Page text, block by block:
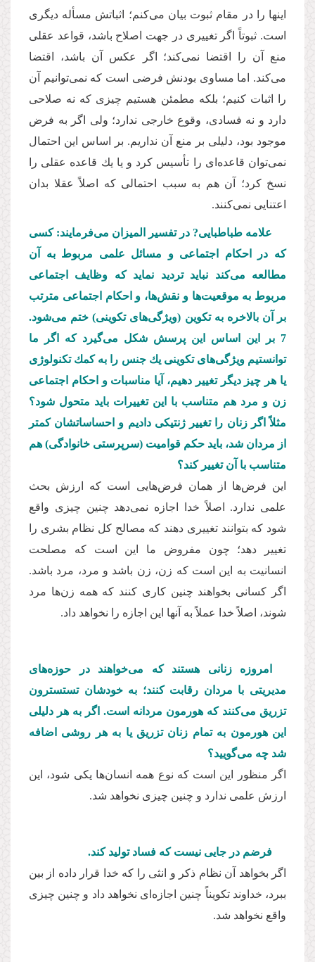
اینها را در مقام ثبوت بیان می‌كنم؛ اثباتش مسأله دیگری
است. ثبوتاً اگر تغییری در جهت اصلاح باشد، قواعد عقلی
منع‌ آن را اقتضا نمی‌كند؛ اگر عكس آن باشد، اقتضا
می‌كند. اما مساوی بودنش فرضی است كه نمی‌توانیم آن
را اثبات كنیم؛ بلكه مطمئن هستیم چیزی كه نه صلاحی
دارد و نه فسادی، وقوع خارجی ندارد؛ ولی اگر به فرض
موجود بود، دلیلی بر منع آن نداریم. بر اساس این احتمال
نمی‌توان قاعده‌ای را تأسیس كرد و یا یك قاعده عقلی را
نسخ كرد؛ آن هم به سبب احتمالی كه اصلاً عقلا بدان
اعتنایی نمی‌كنند.
علامه طباطبایی? در تفسیر المیزان می‌فرمایند: كسی
كه در احكام اجتماعی و مسائل علمی مربوط به آن
مطالعه می‌كند نباید تردید نماید كه وظایف اجتماعی
مربوط به موقعیت‌ها و نقش‌ها، و احكام اجتماعی مترتب
بر آن بالاخره به تكوین (ویژگی‌های تكوینی) ختم می‌شود.
7 بر این اساس این پرسش شكل می‌گیرد كه اگر ما
توانستیم ویژگی‌های تكوینی یك جنس را به كمك تكنولوژی
یا هر چیز دیگر تغییر دهیم، آیا مناسبات و احكام اجتماعی
زن و مرد هم متناسب با این تغییرات باید متحول شود؟
مثلاً اگر زنان را تغییر ژنتیكی دادیم و احساساتشان كمتر
از مردان شد، باید حكم قوامیت (سرپرستی خانوادگی) هم
متناسب با آن تغییر كند؟
این فرض‌ها از همان فرض‌هایی است كه ارزش بحث
علمی ندارد. اصلاً خدا اجازه نمی‌دهد چنین چیزی واقع
شود كه بتوانند تغییری دهند كه مصالح كل نظام بشری را
تغییر دهد؛ چون مفروض ما این است كه مصلحت
انسانیت به این است كه زن، زن باشد و مرد، مرد باشد.
اگر كسانی بخواهند چنین كاری كنند كه همه زن‌ها مرد
شوند، اصلاً خدا عملاً به آنها این اجازه را نخواهد داد.
امروزه زنانی هستند كه می‌خواهند در حوزه‌های
مدیریتی با مردان رقابت كنند؛ به خودشان تستسترون
تزریق می‌كنند كه هورمون مردانه است. اگر به هر دلیلی
این هورمون به تمام زنان تزریق یا به هر روشی اضافه
شد چه می‌گویید؟
اگر منظور این است كه نوع همه انسان‌ها یكی شود، این
ارزش علمی ندارد و چنین چیزی نخواهد شد.
فرضم در جایی نیست كه فساد تولید كند.
اگر بخواهد آن نظام ذكر و انثی را كه خدا قرار داده از بین
ببرد، خداوند تكویناً چنین اجازه‌ای نخواهد داد و چنین چیزی
واقع نخواهد شد.